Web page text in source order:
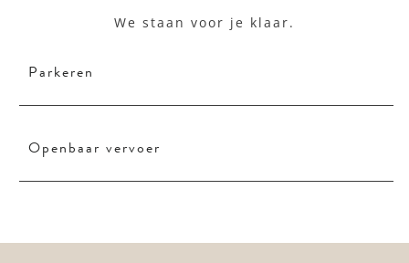
We staan voor je klaar.
Parkeren
Openbaar vervoer